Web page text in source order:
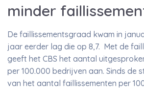
minder
De faillissementsgraad kwam in
jaar eerder lag die op 8,7. Met de
geeft het CBS het aantal
per 100.000 bedrijven aan. Sinds de
van het aantal faillissementen per